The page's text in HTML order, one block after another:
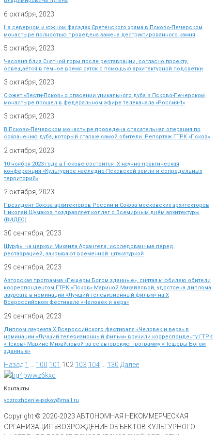
6 октября, 2023
На северном и южном фасадах Сретенского храма в Псково-Печерском
монастыре полностью проведена замена деструктированного камня
5 октября, 2023
Часовня близ Снятной горы после реставрации, согласно проекту,
освещается в темное время суток с помощью архитектурной подсветки
3 октября, 2023
Сюжет «Вести-Псков» о спасении уникального дуба в Псково-Печерском
монастыре прошел в федеральном эфире телеканала «Россия-1»
3 октября, 2023
В Псково-Печерском монастыре проведена спасательная операция по
сохранению дуба, который старше самой обители. Репортаж ГТРК «Псков»
2 октября, 2023
10 ноября 2023 года в Пскове состоится IX научно-практическая
конференция «Культурное наследие Псковской земли и сопредельных
территорий»
2 октября, 2023
Президент Союза архитекторов России и Союза московских архитекторов
Николай Шумаков поздравляет коллег с Всемирным днём архитектуры
(ВИДЕО)
30 сентября, 2023
Шурфы на церкви Михаила Архангела, исследованные перед
реставрацией, закрывают временной штукатуркой
29 сентября, 2023
Авторская программа «Пещеры Богом зданные», снятая к юбилею обители
корреспондентом ГТРК «Псков» Мариной Михайловой, удостоена диплома
лауреата в номинации «Лучший телевизионный фильм» на Х
Всероссийском фестивале «Человек и вера»
29 сентября, 2023
Диплом лауреата X Всероссийского фестиваля «Человек и вера» в
номинации «Лучший телевизионный фильм» вручили корреспонденту ГТРК
«Псков» Марине Михайловой за её авторскую программу «Пещеры Богом
зданные»
Назад 1 100 101 102 103 104 130 Далее
Контакты
vozrozhdenie-pskov@mail.ru
Copyright © 2020-2023 АВТОНОМНАЯ НЕКОММЕРЧЕСКАЯ
ОРГАНИЗАЦИЯ «ВОЗРОЖДЕНИЕ ОБЪЕКТОВ КУЛЬТУРНОГО